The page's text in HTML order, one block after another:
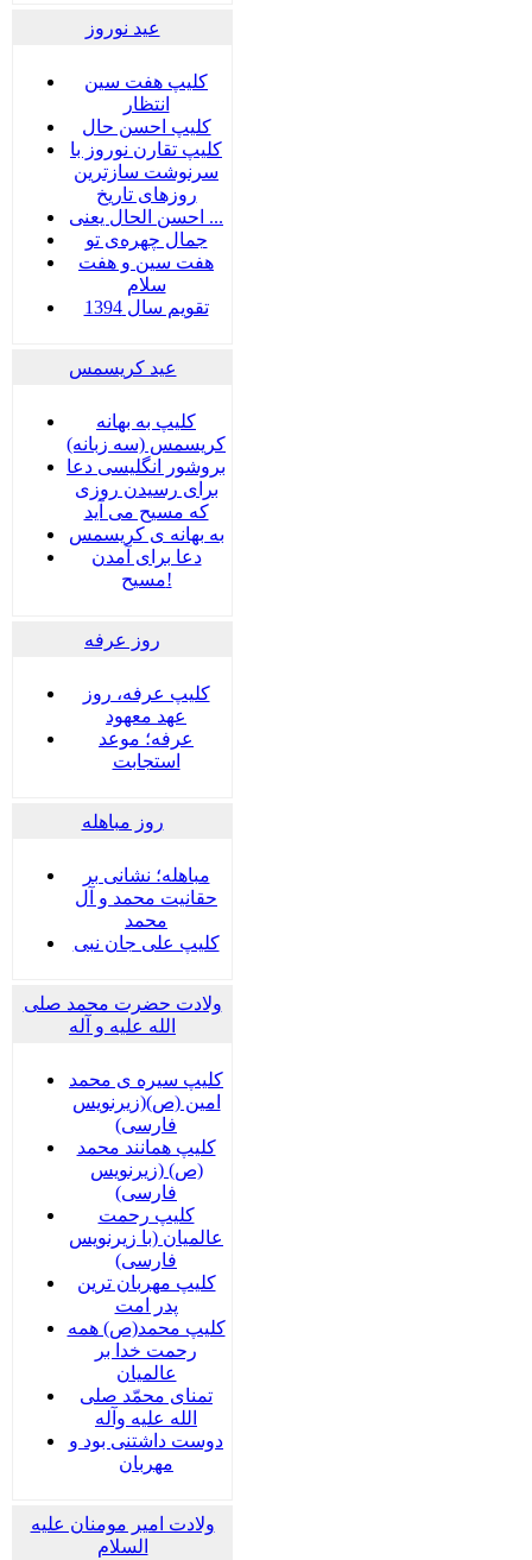
عید نوروز
کلیپ هفت سین
انتظار
کلیپ احسن حال
کلیپ تقارن نوروز با
سرنوشت سازترین
روزهای تاریخ
احسن الحال یعنی ...
جمال چهره‌ی تو
هفت سين و هفت
سلام
تقویم سال 1394
عید کریسمس
کلیپ به بهانه
کریسمس (سه زبانه)
بروشور انگلیسی دعا
برای رسیدن روزی
که مسیح می آید
به بهانه ی کریسمس
دعا برای آمدن
مسیح!
روز عرفه
کلیپ عرفه، روز
عهد معهود
عرفه؛ موعد
استجابت
روز مباهله
مباهله؛ نشانی بر
حقانیت محمد و آل
محمد
کلیپ علی جان نبی
ولادت حضرت محمد صلی
الله علیه و آله
کلیپ سیره ی محمد
امین (ص)(زیرنویس
فارسی)
کلیپ همانند محمد
(ص) (زیرنویس
فارسی)
کلیپ رحمت
عالمیان (با زیرنویس
فارسی)
کلیپ مهربان ترین
پدر امت
کلیپ محمد(ص) همه
رحمت خدا بر
عالمیان
تمنای محمّد صلی
الله علیه وآله
دوست داشتنی بود و
مهربان
ولادت امیر مومنان علیه
السلام